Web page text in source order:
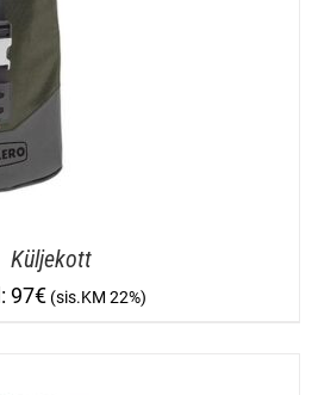
Küljekott
97€